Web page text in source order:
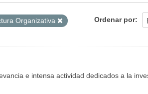
Ordenar por
Organizativa
e intensa actividad dedicados a la